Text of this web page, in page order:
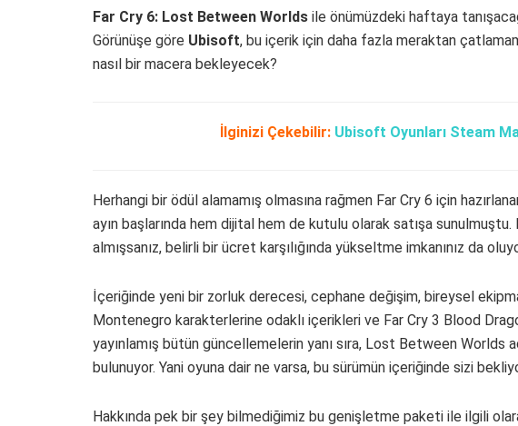
Far Cry 6: Lost Between Worlds ile önümüzdeki haftaya
Görünüşe göre Ubisoft, bu içerik için daha fazla meraktan
nasıl bir macera bekleyecek?
İlginizi Çekebilir: Ubisoft Oyunları Steam
Herhangi bir ödül alamamış olmasına rağmen Far Cry 6 için
ayın başlarında hem dijital hem de kutulu olarak satışa
almışsanız, belirli bir ücret karşılığında yükseltme imkanınız da
İçeriğinde yeni bir zorluk derecesi, cephane değişim, bireysel
Montenegro karakterlerine odaklı içerikleri ve Far Cry 3 Blood
yayınlamış bütün güncellemelerin yanı sıra, Lost Between Worlds
bulunuyor. Yani oyuna dair ne varsa, bu sürümün içeriğinde sizi
Hakkında pek bir şey bilmediğimiz bu genişletme paketi ile ilgili